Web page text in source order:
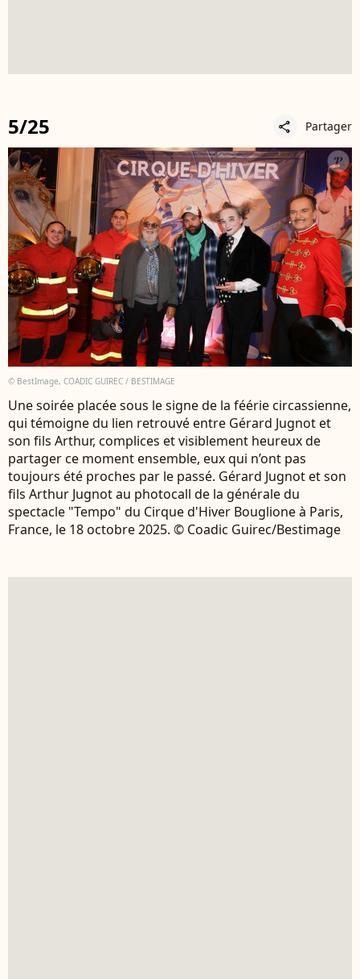
5/25 share Partager
© BestImage, COADIC GUIREC / BESTIMAGE
Une soirée placée sous le signe de la féérie circassienne,
qui témoigne du lien retrouvé entre Gérard Jugnot et
son fils Arthur, complices et visiblement heureux de
partager ce moment ensemble, eux qui n’ont pas
toujours été proches par le passé. Gérard Jugnot et son
fils Arthur Jugnot au photocall de la générale du
spectacle "Tempo" du Cirque d'Hiver Bouglione à Paris,
France, le 18 octobre 2025. © Coadic Guirec/Bestimage